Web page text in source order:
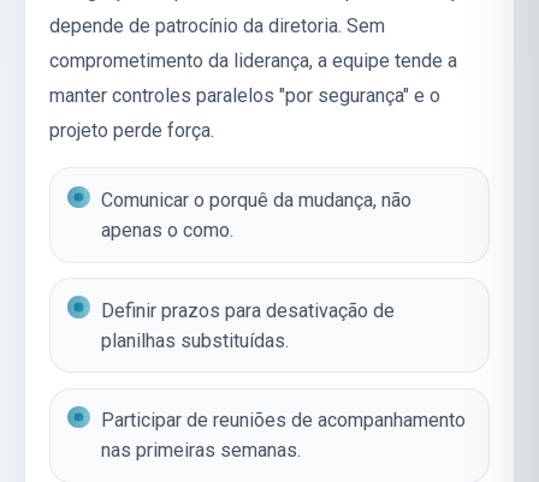
depende de patrocínio da diretoria. Sem
comprometimento da liderança, a equipe tende a
manter controles paralelos "por segurança" e o
projeto perde força.
Comunicar o porquê da mudança, não
apenas o como.
Definir prazos para desativação de
planilhas substituídas.
Participar de reuniões de acompanhamento
nas primeiras semanas.